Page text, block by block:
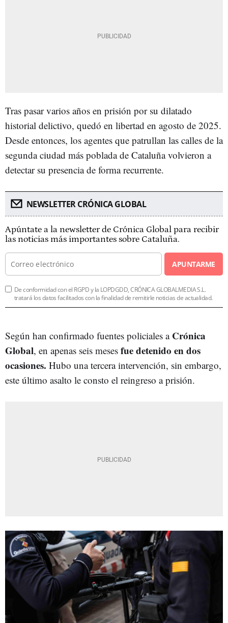
Tras pasar varios años en prisión por su dilatado
historial delictivo, quedó en libertad en agosto de 2025.
Desde entonces, los agentes que patrullan las calles de la
segunda ciudad más poblada de Cataluña volvieron a
detectar su presencia de forma recurrente.
NEWSLETTER CRÓNICA GLOBAL
Apúntate a la newsletter de Crónica Global para recibir
las noticias más importantes sobre Cataluña.
APUNTARME
De conformidad con el RGPD y la LOPDGDD, CRÓNICA GLOBALMEDIA S.L.
tratará los datos facilitados con la finalidad de remitirle noticias de actualidad.
Según han confirmado fuentes policiales a Crónica
Global, en apenas seis meses fue detenido en dos
ocasiones. Hubo una tercera intervención, sin embargo,
este último asalto le consto el reingreso a prisión.